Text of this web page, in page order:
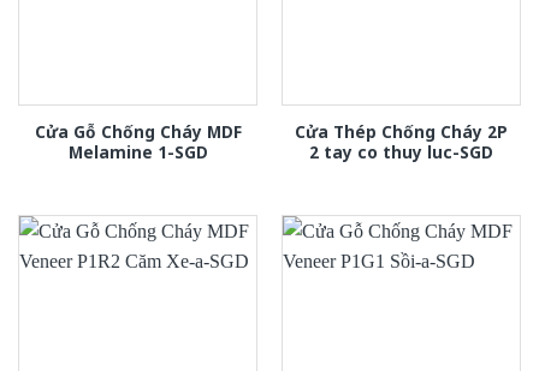
Cửa Gỗ Chống Cháy MDF
Melamine 1-SGD
Cửa Thép Chống Cháy 2P
2 tay co thuy luc-SGD